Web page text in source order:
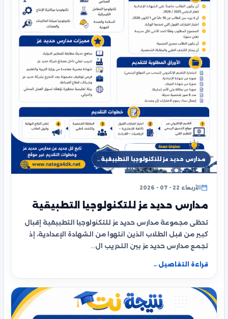
مدارس حديد عز للتكنولوجيا التطبيقية…
الأربعاء 22 - 07 - 2026
مدارس حديد عز للتكنولوجيا التطبيقية
تحظى مجموعة مدارس حديد عز للتكنولوجيا التطبيقية إقبال
كبير من قبل الطلاب الذين انتهوا من الشهادة الإعدادية، إذ
تجمع مدارس حديد عز بين التدريب ال…
قراءة التفاصيل ←